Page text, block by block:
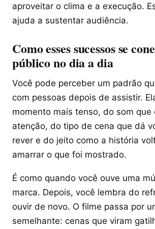
aproveitar o clima e a execução.
ajuda a sustentar audiência.
Como esses sucessos se
público no dia a dia
Você pode perceber um padrão
com pessoas depois de assistir.
momento mais tenso, do som que
atenção, do tipo de cena que dá
rever e do jeito como a história
amarrar o que foi mostrado.
É como quando você ouve uma
marca. Depois, você lembra do
ouvir de novo. O filme passa por
semelhante: cenas que viram